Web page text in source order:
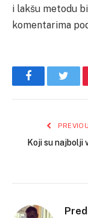
i lakšu metodu
komentarima
Facebook
Koji su najbolji